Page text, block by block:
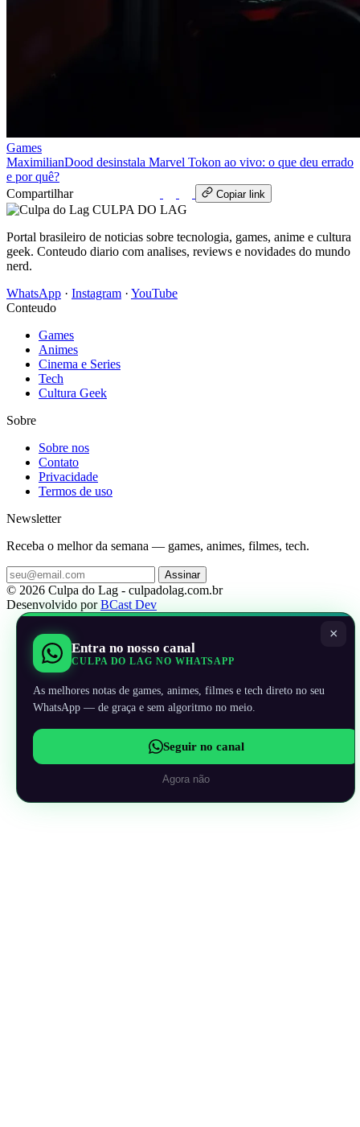
Games
MaximilianDood desinstala Marvel Tokon ao vivo: o que deu errado
e por quê?
Compartilhar
Copiar link
CULPA DO LAG
Portal brasileiro de noticias sobre tecnologia, games, anime e cultura
geek. Conteudo diario com analises, reviews e novidades do mundo
nerd.
WhatsApp · Instagram · YouTube
Conteudo
Games
Animes
Cinema e Series
Tech
Cultura Geek
Sobre
Sobre nos
Contato
Privacidade
Termos de uso
Newsletter
Receba o melhor da semana — games, animes, filmes, tech.
Assinar
© 2026 Culpa do Lag - culpadolag.com.br
Desenvolvido porBCast Dev
×
Entra no nosso canal
CULPA DO LAG NO WHATSAPP
As melhores notas de games, animes, filmes e tech direto no seu
WhatsApp — de graça e sem algoritmo no meio.
Seguir no canal
Agora não